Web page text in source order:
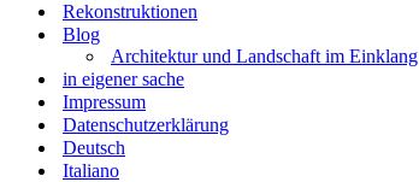
Rekonstruktionen
Blog
Architektur und Landschaft im Einklang
in eigener sache
Impressum
Datenschutzerklärung
Deutsch
Italiano